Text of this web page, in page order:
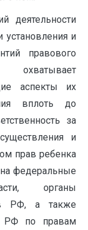
деятельности
и
правового
охватывает
аспекты их
вплоть до
за
и
прав ребенка
федеральные
органы
РФ, а также
РФ по правам